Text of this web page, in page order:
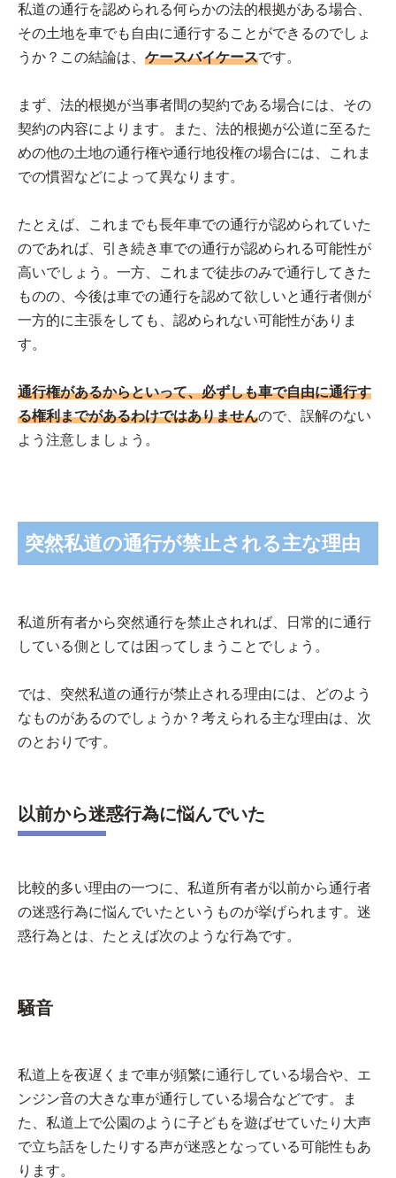
私道の通行を認められる何らかの法的根拠がある場合、
その土地を車でも自由に通行することができるのでしょ
うか？この結論は、 ケースバイケースです。
まず、法的根拠が当事者間の契約である場合には、その
契約の内容によります。また、法的根拠が公道に至るた
めの他の土地の通行権や通行地役権の場合には、これま
での慣習などによって異なります。
たとえば、これまでも長年車での通行が認められていた
のであれば、引き続き車での通行が認められる可能性が
高いでしょう。一方、これまで徒歩のみで通行してきた
ものの、今後は車での通行を認めて欲しいと通行者側が
一方的に主張をしても、認められない可能性がありま
す。
通行権があるからといって、必ずしも車で自由に通行す
る権利までがあるわけではありませんので、誤解のない
よう注意しましょう。
突然私道の通行が禁止される主な理由
私道所有者から突然通行を禁止されれば、日常的に通行
している側としては困ってしまうことでしょう。
では、突然私道の通行が禁止される理由には、どのよう
なものがあるのでしょうか？考えられる主な理由は、次
のとおりです。
以前から迷惑行為に悩んでいた
比較的多い理由の一つに、私道所有者が以前から通行者
の迷惑行為に悩んでいたというものが挙げられます。迷
惑行為とは、たとえば次のような行為です。
騒音
私道上を夜遅くまで車が頻繁に通行している場合や、エ
ンジン音の大きな車が通行している場合などです。ま
た、私道上で公園のように子どもを遊ばせていたり大声
で立ち話をしたりする声が迷惑となっている可能性もあ
ります。